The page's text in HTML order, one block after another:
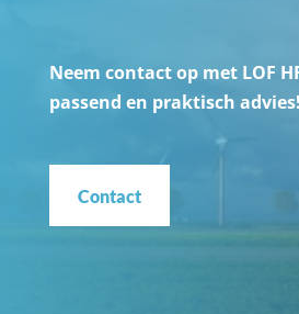
Neem contact op met LOF
passend en praktisch advies!
Contact